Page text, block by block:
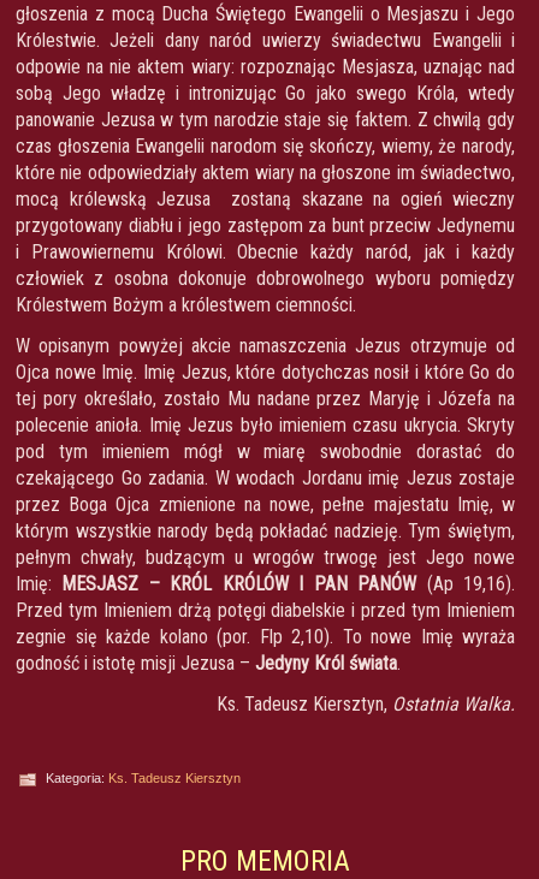
głoszenia z mocą Ducha Świętego Ewangelii o Mesjaszu i Jego
Królestwie. Jeżeli dany naród uwierzy świadectwu Ewangelii i
odpowie na nie aktem wiary: rozpoznając Mesjasza, uznając nad
sobą Jego władzę i intronizując Go jako swego Króla, wtedy
panowanie Jezusa w tym narodzie staje się faktem. Z chwilą gdy
czas głoszenia Ewangelii narodom się skończy, wiemy, że narody,
które nie odpowiedziały aktem wiary na głoszone im świadectwo,
mocą królewską Jezusa zostaną skazane na ogień wieczny
przygotowany diabłu i jego zastępom za bunt przeciw Jedynemu
i Prawowiernemu Królowi. Obecnie każdy naród, jak i każdy
człowiek z osobna dokonuje dobrowolnego wyboru pomiędzy
Królestwem Bożym a królestwem ciemności.
W opisanym powyżej akcie namaszczenia Jezus otrzymuje od
Ojca nowe Imię. Imię Jezus, które dotychczas nosił i które Go do
tej pory określało, zostało Mu nadane przez Maryję i Józefa na
polecenie anioła. Imię Jezus było imieniem czasu ukrycia. Skryty
pod tym imieniem mógł w miarę swobodnie dorastać do
czekającego Go zadania. W wodach Jordanu imię Jezus zostaje
przez Boga Ojca zmienione na nowe, pełne majestatu Imię, w
którym wszystkie narody będą pokładać nadzieję. Tym świętym,
pełnym chwały, budzącym u wrogów trwogę jest Jego nowe
Imię:
MESJASZ – KRÓL KRÓLÓW I PAN PANÓW (Ap 19,16).
Przed tym Imieniem drżą potęgi diabelskie i przed tym Imieniem
zegnie się każde kolano (por. Flp 2,10). To nowe Imię wyraża
godność i istotę misji Jezusa – Jedyny Król świata.
Ks. Tadeusz Kiersztyn, Ostatnia Walka.
Kategoria: Ks. Tadeusz Kiersztyn
PRO MEMORIA